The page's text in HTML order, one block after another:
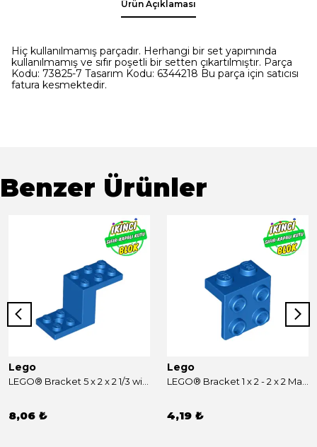
Ürün Açıklaması
Hiç kullanılmamış parçadır. Herhangi bir set yapımında
kullanılmamış ve sıfır poşetli bir setten çıkartılmıştır. Parça
Kodu: 73825-7 Tasarım Kodu: 6344218 Bu parça için satıcısı
fatura kesmektedir.
Benzer Ürünler
Lego
8,06 ₺
Lego
4,19 ₺